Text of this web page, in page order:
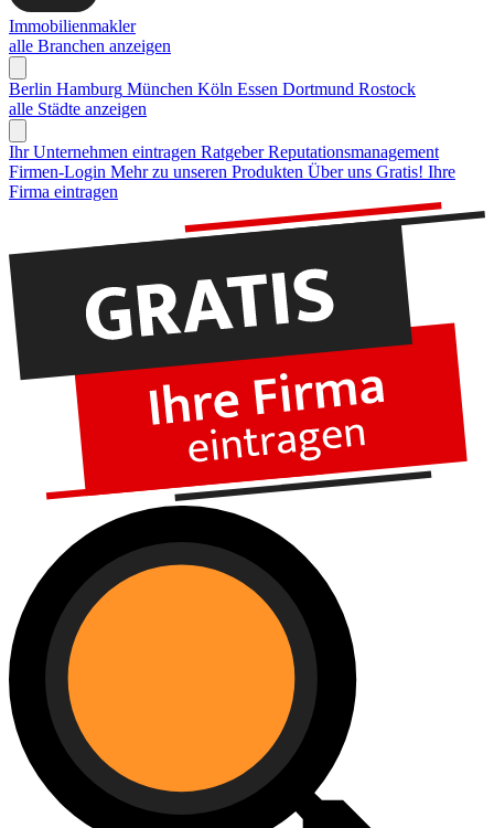
Immobilienmakler
alle Branchen anzeigen
Berlin Hamburg München Köln Essen Dortmund Rostock
alle Städte anzeigen
Ihr Unternehmen eintragen Ratgeber Reputationsmanagement
Firmen-Login Mehr zu unseren Produkten Über uns Gratis! Ihre
Firma eintragen